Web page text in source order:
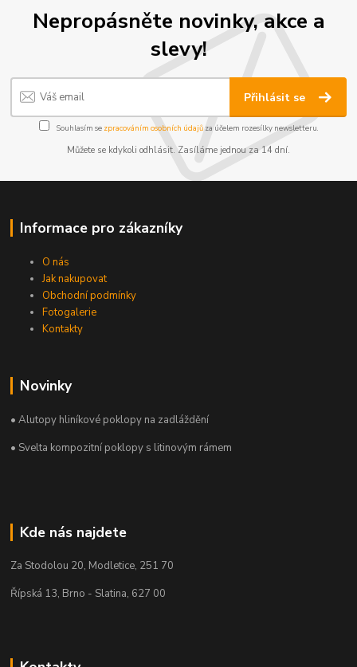
Nepropásněte novinky, akce a
slevy!
Přihlásit se
Souhlasím se zpracováním osobních údajůza účelem rozesílky newsletteru.
Můžete se kdykoli odhlásit. Zasíláme jednou za 14 dní.
Informace pro zákazníky
O nás
Jak nakupovat
Obchodní podmínky
Fotogalerie
Kontakty
Novinky
• Alutopy hliníkové poklopy na zadláždění
• Svelta kompozitní poklopy s litinovým rámem
Kde nás najdete
Za Stodolou 20, Modletice, 251 70
Řípská 13, Brno - Slatina, 627 00